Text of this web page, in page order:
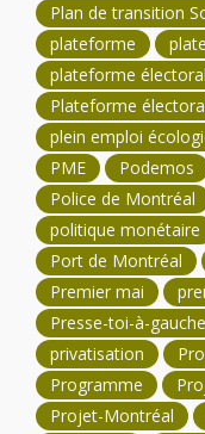
Plan de transition
plateforme
plateforme
Plateforme
plein emploi
PME
Podemos
Police de Montréal
politique monétaire
Port de Montréal
Premier mai
Presse-toi-à-gauche
privatisation
Programme
Projet-Montréal